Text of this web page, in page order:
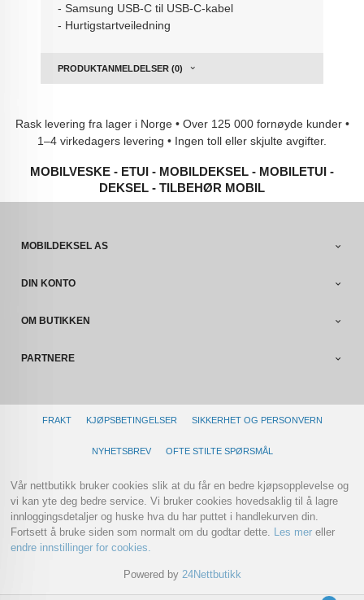
- Samsung USB-C til USB-C-kabel
- Hurtigstartveiledning
PRODUKTANMELDELSER (0)
Rask levering fra lager i Norge • Over 125 000 fornøyde kunder •
1–4 virkedagers levering • Ingen toll eller skjulte avgifter.
MOBILVESKE - ETUI - MOBILDEKSEL - MOBILETUI -
DEKSEL - TILBEHØR MOBIL
MOBILDEKSEL AS
DIN KONTO
OM BUTIKKEN
PARTNERE
FRAKT KJØPSBETINGELSER SIKKERHET OG PERSONVERN
NYHETSBREV OFTE STILTE SPØRSMÅL
Vår nettbutikk bruker cookies slik at du får en bedre kjøpsopplevelse og
vi kan yte deg bedre service. Vi bruker cookies hovedsaklig til å lagre
innloggingsdetaljer og huske hva du har puttet i handlekurven din.
Fortsett å bruke siden som normalt om du godtar dette. Les mer eller
endre innstillinger for cookies.
Powered by 24Nettbutikk